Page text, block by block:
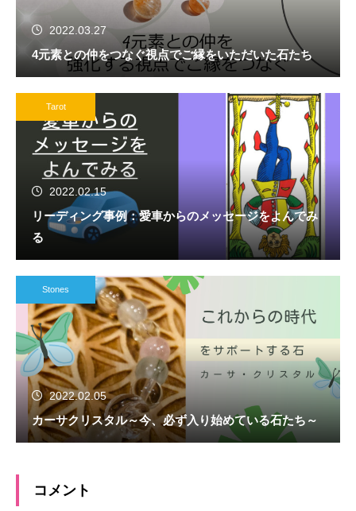
2022.03.27
4元素との仲をつなぐ視点でご縁をいただいた石たち
Tarot
2022.02.15
リーディング事例：愛車からのメッセージをよんでみ
る
Stones
2022.02.05
カーサクリスタル～今、必ず入り始めている石たち～
コメント